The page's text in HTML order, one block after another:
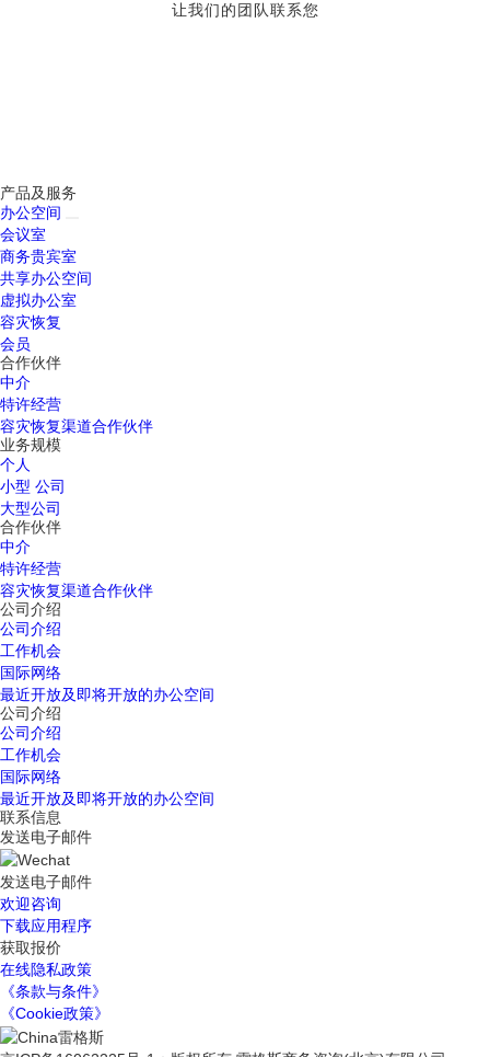
让我们的团队联系您
产品及服务
办公空间
会议室
商务贵宾室
共享办公空间
虚拟办公室
容灾恢复
会员
合作伙伴
中介
特许经营
容灾恢复渠道合作伙伴
业务规模
个人
小型 公司
大型公司
合作伙伴
中介
特许经营
容灾恢复渠道合作伙伴
公司介绍
公司介绍
工作机会
国际网络
最近开放及即将开放的办公空间
公司介绍
公司介绍
工作机会
国际网络
最近开放及即将开放的办公空间
联系信息
发送电子邮件
发送电子邮件
欢迎咨询
下载应用程序
获取报价
在线隐私政策
《条款与条件》
《Cookie政策》